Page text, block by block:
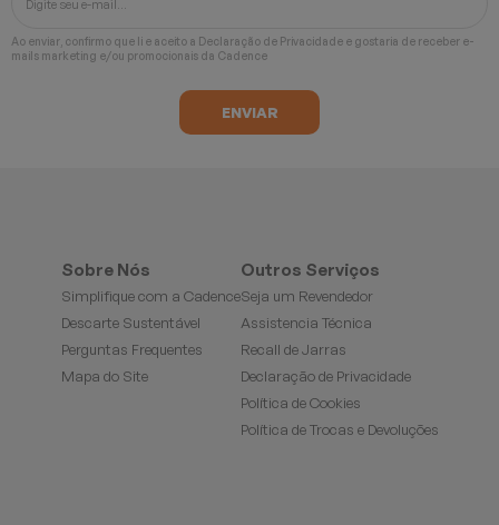
Ao enviar, confirmo que li e aceito a Declaração de Privacidade e gostaria de receber e-
mails marketing e/ou promocionais da Cadence
Sobre Nós
Simplifique com a Cadence
Descarte Sustentável
Perguntas Frequentes
Mapa do Site
Outros Serviços
Seja um Revendedor
Assistencia Técnica
Recall de Jarras
Declaração de Privacidade
Política de Cookies
Política de Trocas e Devoluções